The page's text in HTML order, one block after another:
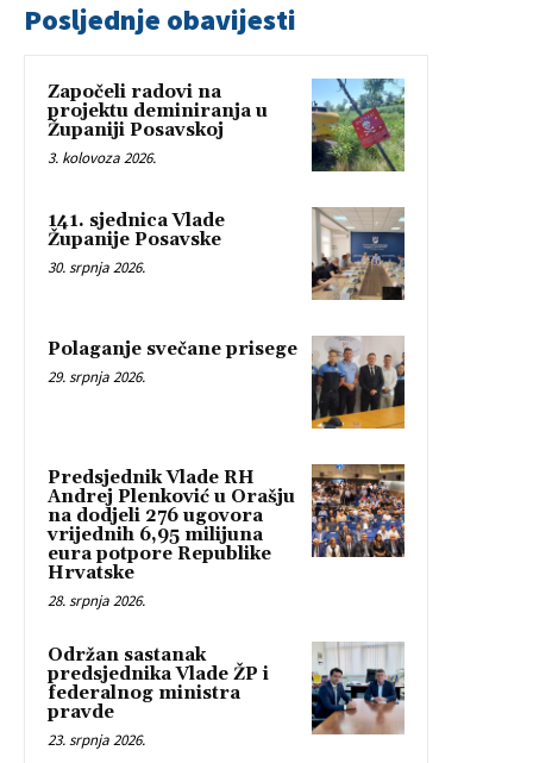
Posljednje obavijesti
Započeli radovi na
projektu deminiranja u
Županiji Posavskoj
3. kolovoza 2026.
141. sjednica Vlade
Županije Posavske
30. srpnja 2026.
Polaganje svečane prisege
29. srpnja 2026.
Predsjednik Vlade RH
Andrej Plenković u Orašju
na dodjeli 276 ugovora
vrijednih 6,95 milijuna
eura potpore Republike
Hrvatske
28. srpnja 2026.
Održan sastanak
predsjednika Vlade ŽP i
federalnog ministra
pravde
23. srpnja 2026.